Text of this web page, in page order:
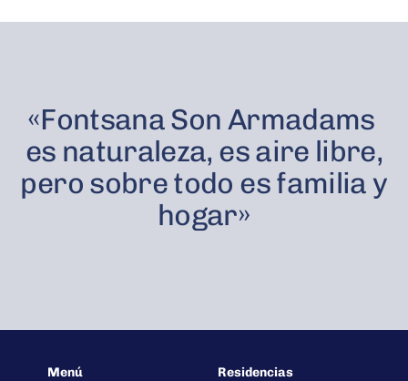
«FontsanaSon Armadams
es naturaleza, es aire libre,
pero sobre todo es familia y
hogar»
Menú Residencias